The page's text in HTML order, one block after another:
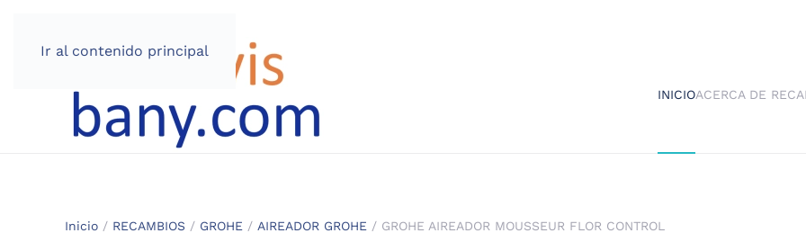
Ir al contenido principal
INICIOACERCA DE
Inicio / RECAMBIOS / GROHE / AIREADOR GROHE / GROHE AIREADOR MOUSSEUR FLOR CONTROL